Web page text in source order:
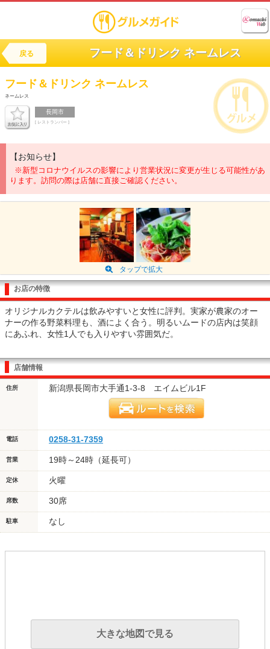
戻る フード＆ドリンク ネームレス
フード＆ドリンク ネームレス
ネームレス
長岡市
[ レストランバー ]
【お知らせ】
※新型コロナウイルスの影響により営業状況に変更が生じる可能性があ
ります。訪問の際は店舗に直接ご確認ください。
タップで拡大
お店の特徴
オリジナルカクテルは飲みやすいと女性に評判。実家が農家のオー
ナーの作る野菜料理も、酒によく合う。明るいムードの店内は笑顔
にあふれ、女性1人でも入りやすい雰囲気だ。
店舗情報
住所 新潟県長岡市大手通1-3-8 エイムビル1F
電話 0258-31-7359
営業 19時～24時（延長可）
定休 火曜
席数 30席
駐車 なし
大きな地図で見る